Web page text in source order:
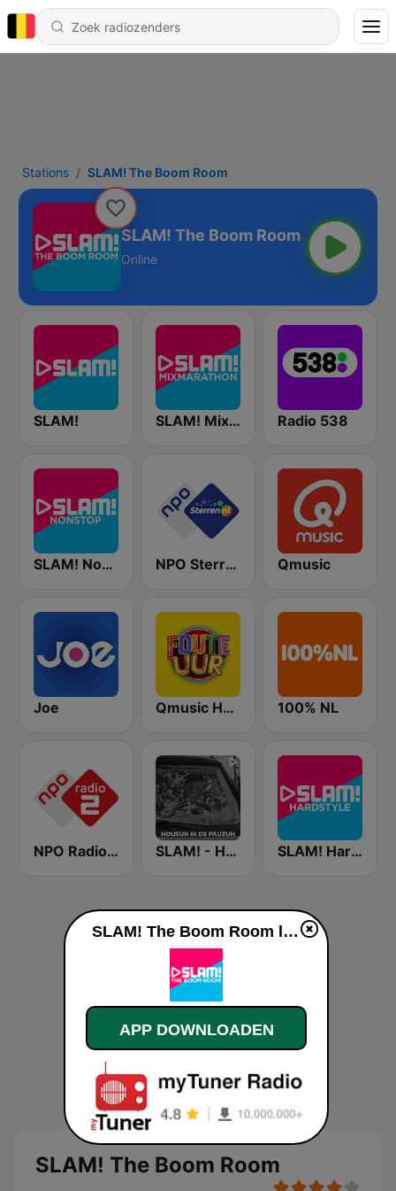
Stations SLAM! The Boom Room
SLAM! The Boom Room
Online
SLAM! SLAM! Mixmarathon Radio 538
SLAM! Nonstop NPO Sterren Qmusic
Joe Qmusic Het Foute Uur 100% NL
NPO Radio 2 SLAM! - Housuh in de Pauzuh SLAM! Hardstyle
SLAM! The Boom Room
SLAM! The Boom Room live luisteren
APP DOWNLOADEN